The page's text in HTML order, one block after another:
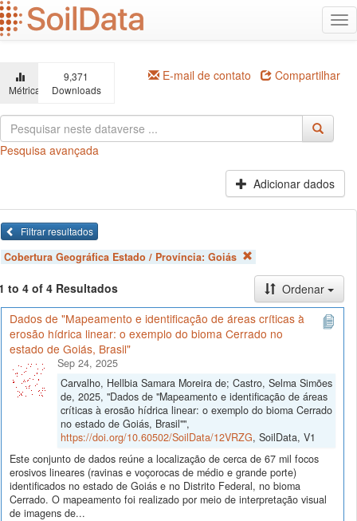
Ir
para
o
principal
Métricas
9,371
Downloads
E-mail de contato Compartilhar
Pesquisa avançada
Adicionar dados
Filtrar resultados
Cobertura Geográfica Estado / Província: Goiás
to 4 of 4 Resultados
Ordenar
Dados de "Mapeamento e identificação de áreas críticas à
erosão hídrica linear: o exemplo do bioma Cerrado no
estado de Goiás, Brasil"
Sep 24, 2025
Carvalho, Hellbia Samara Moreira de; Castro, Selma Simões
de, 2025, "Dados de "Mapeamento e identificação de áreas
críticas à erosão hídrica linear: o exemplo do bioma Cerrado
no estado de Goiás, Brasil"",
https://doi.org/10.60502/SoilData/12VRZG, SoilData, V1
Este conjunto de dados reúne a localização de cerca de 67 mil focos
erosivos lineares (ravinas e voçorocas de médio e grande porte)
identificados no estado de Goiás e no Distrito Federal, no bioma
Cerrado. O mapeamento foi realizado por meio de interpretação visual
de imagens de...